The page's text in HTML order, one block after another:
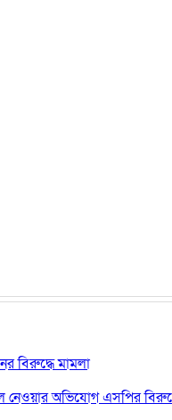
বিরুদ্ধে মামলা
নেওয়ার অভিযোগ এসপির